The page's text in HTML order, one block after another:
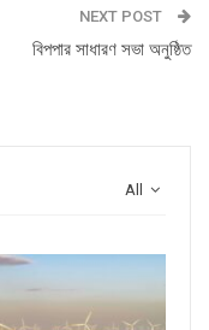
NEXT POST
বিপপার সাধারণ সভা অনুষ্ঠিত
All